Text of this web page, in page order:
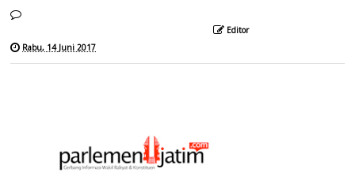
Editor
Rabu, 14 Juni 2017